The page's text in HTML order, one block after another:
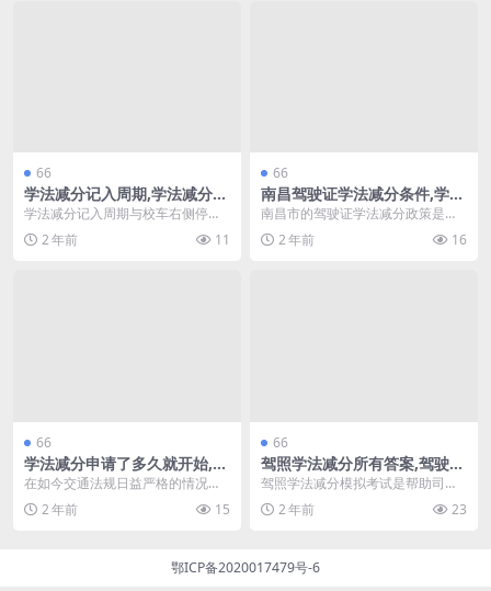
66
学法减分记入周期,学法减分遇
到校车右侧停车(学法减分抓拍
吗)
学法减分记入周期与校车右侧停车
的相关性 在交通管理中，学法减分
政策旨在鼓励驾驶者...
2 年前 11
66
南昌驾驶证学法减分条件,学法
减分能抵消扣分吗
南昌市的驾驶证学法减分政策是为
了提升司机的安全意识和法律法规
知识。根据相关规定，...
2 年前 16
66
学法减分申请了多久就开始,驾
照还剩2分怎么学法减分(学法
减分多久可以再申请)
在如今交通法规日益严格的情况
下，许多驾驶人面临驾照扣分的问
题。学法减分作为一种有...
2 年前 15
66
驾照学法减分所有答案,驾驶证
学法减分模拟考试(驾驶证学法
减分20道题模拟考试多选题)
驾照学法减分模拟考试是帮助司机
了解交通法规、提升安全意识的重
要工具。通过参与这种...
2 年前 23
鄂ICP备2020017479号-6